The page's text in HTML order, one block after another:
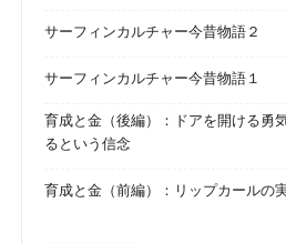
サーフィンカルチャー今昔物語２
サーフィンカルチャー今昔物語１
育成と金（後編）：ドアを開ける勇
るという信念
育成と金（前編）：リップカールの